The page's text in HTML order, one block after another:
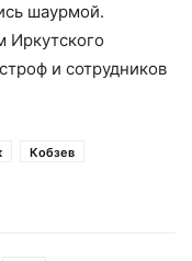
шаурмой.
Иркутского
и сотрудников
Кобзев